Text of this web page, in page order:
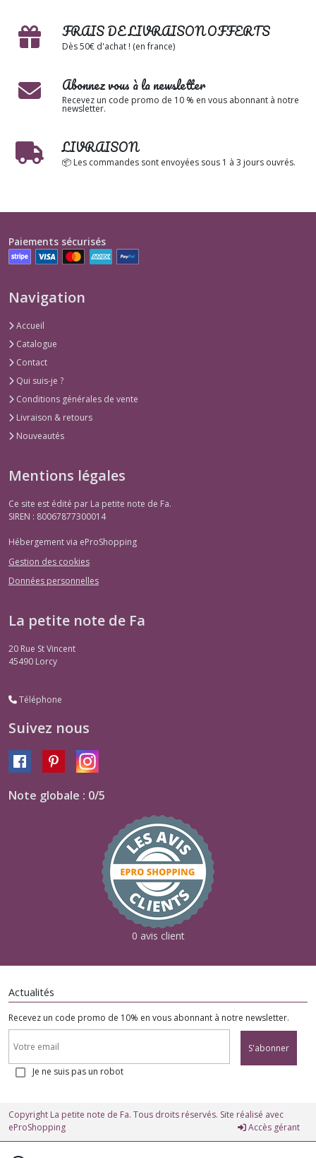
FRAIS DE LIVRAISON OFFERTS
Dès 50€ d'achat ! (en france)
Abonnez vous à la newsletter
Recevez un code promo de 10 % en vous abonnant à notre
newsletter.
LIVRAISON
📦 Les commandes sont envoyées sous 1 à 3 jours ouvrés.
Paiements sécurisés
Navigation
Accueil
Catalogue
Contact
Qui suis-je ?
Conditions générales de vente
Livraison & retours
Nouveautés
Mentions légales
Ce site est édité par La petite note de Fa.
SIREN : 80067877300014
Hébergement via eProShopping
Gestion des cookies
Données personnelles
La petite note de Fa
20 Rue St Vincent
45490 Lorcy
Téléphone
Suivez nous
Note globale : 0/5
0 avis client
Actualités
Recevez un code promo de 10% en vous abonnant à notre newsletter.
S'abonner
Je ne suis pas un robot
Copyright La petite note de Fa. Tous droits réservés. Site réalisé avec
eProShopping
Accès gérant